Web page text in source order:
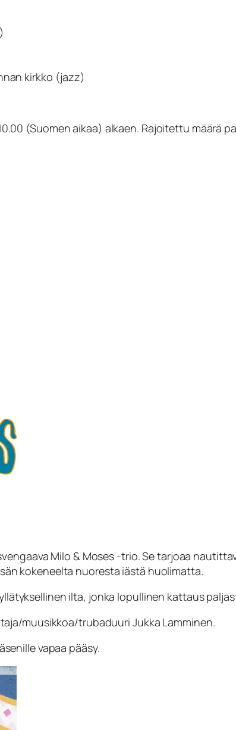
kirkko (jazz)
(Suomen aikaa) alkaen. Rajoitettu määrä
Milo & Moses -trio. Se tarjoaa
kokeneelta nuoresta iästä huolimatta.
ilta, jonka lopullinen kattaus
muusikkoa/trubaduuri Jukka Lamminen.
vapaa pääsy.